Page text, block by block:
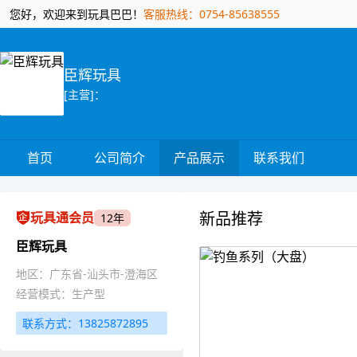
您好，欢迎来到玩具巴巴！ 客服热线：0754-85638555
臣辉玩具
[主营]：
首页 公司简介 产品展示 联系我们
玩具通会员 12年
臣辉玩具
地区：广东省-汕头市-澄海区
经营模式：生产型
联系方式：13825872895
新品推荐